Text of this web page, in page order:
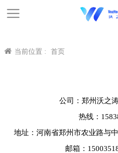
当前位置 : 首页
公司：郑州沃之
热线：
地址：河南省郑州市农业路与
邮箱：